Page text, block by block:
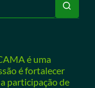
é uma
é fortalecer
participação de